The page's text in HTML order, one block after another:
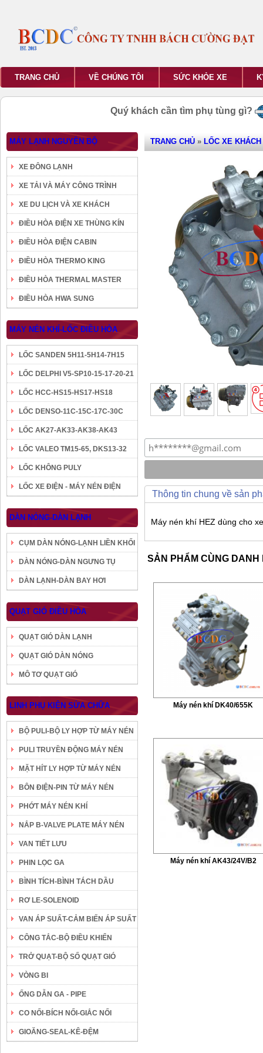
TRANG CHỦ VỀ CHÚNG TÔI SỨC KHỎE XE
Quý khách cần tìm phụ tùng gì?
MÁY LẠNH NGUYÊN BỘ
XE ĐÔNG LẠNH
XE TẢI VÀ MÁY CÔNG TRÌNH
XE DU LỊCH VÀ XE KHÁCH
ĐIỀU HÒA ĐIỆN XE THÙNG KÍN
ĐIỀU HÒA ĐIỆN CABIN
ĐIỀU HÒA THERMO KING
ĐIỀU HÒA THERMAL MASTER
ĐIỀU HÒA HWA SUNG
MÁY NÉN KHÍ-LỐC ĐIỀU HÒA
LỐC SANDEN 5H11-5H14-7H15
LỐC DELPHI V5-SP10-15-17-20-21
LỐC HCC-HS15-HS17-HS18
LỐC DENSO-11C-15C-17C-30C
LỐC AK27-AK33-AK38-AK43
LỐC VALEO TM15-65, DKS13-32
LỐC KHÔNG PULY
LỐC XE ĐIỆN - MÁY NÉN ĐIỆN
DÀN NÓNG-DÀN LẠNH
CỤM DÀN NÓNG-LẠNH LIỀN KHỐI
DÀN NÓNG-DÀN NGƯNG TỤ
DÀN LẠNH-DÀN BAY HƠI
QUẠT GIÓ ĐIỀU HÒA
QUẠT GIÓ DÀN LẠNH
QUẠT GIÓ DÀN NÓNG
MÔ TƠ QUẠT GIÓ
LINH PHỤ KIỆN SỬA CHỮA
BỘ PULI-BỘ LY HỢP TỪ MÁY NÉN
PULI TRUYỀN ĐỘNG MÁY NÉN
MẶT HÍT LY HỢP TỪ MÁY NÉN
BÔN ĐIỆN-PIN TỪ MÁY NÉN
PHỚT MÁY NÉN KHÍ
NẮP B-VALVE PLATE MÁY NÉN
VAN TIẾT LƯU
PHIN LỌC GA
BÌNH TÍCH-BÌNH TÁCH DẦU
RƠ LE-SOLENOID
VAN ÁP SUẤT-CẢM BIẾN ÁP SUẤT
CÔNG TẮC-BỘ ĐIỀU KHIỂN
TRỞ QUẠT-BỘ SỐ QUẠT GIÓ
VÒNG BI
ỐNG DẪN GA - PIPE
CO NỐI-BÍCH NỐI-GIẮC NỐI
GIOĂNG-SEAL-KÊ-ĐỆM
TRANG CHỦ » LỐC XE
Thông tin chung về sản
Máy nén khí HEZ dùng cho
SẢN PHẨM CÙNG
Máy nén khí DK40/655K
Máy nén khí AK43/24V/B2